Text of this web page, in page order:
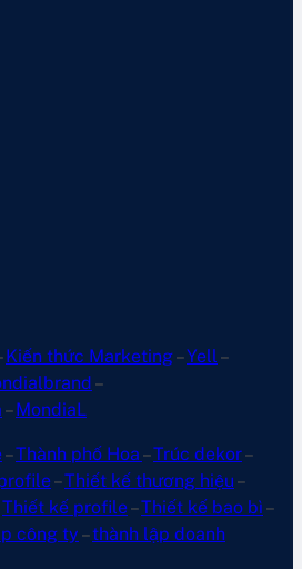
Kiến thức Marketing–Yell –
–
–MondiaL
–Thành phố Hoa –Trúc dekor–
–Thiết kế thương hiệu –
Thiết kế profile–Thiết kế bao bì –
công ty –thành lập doanh